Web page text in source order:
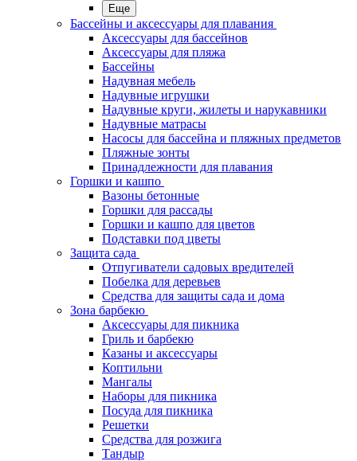
Еще
Бассейны и аксессуары для плавания
Аксессуары для бассейнов
Аксессуары для пляжа
Бассейны
Надувная мебель
Надувные игрушки
Надувные круги, жилеты и нарукавники
Надувные матрасы
Насосы для бассейна и пляжных предметов
Пляжные зонты
Принадлежности для плавания
Горшки и кашпо
Вазоны бетонные
Горшки для рассады
Горшки и кашпо для цветов
Подставки под цветы
Защита сада
Отпугиватели садовых вредителей
Побелка для деревьев
Средства для защиты сада и дома
Зона барбекю
Аксессуары для пикника
Гриль и барбекю
Казаны и аксессуары
Коптильни
Мангалы
Наборы для пикника
Посуда для пикника
Решетки
Средства для розжига
Тандыр